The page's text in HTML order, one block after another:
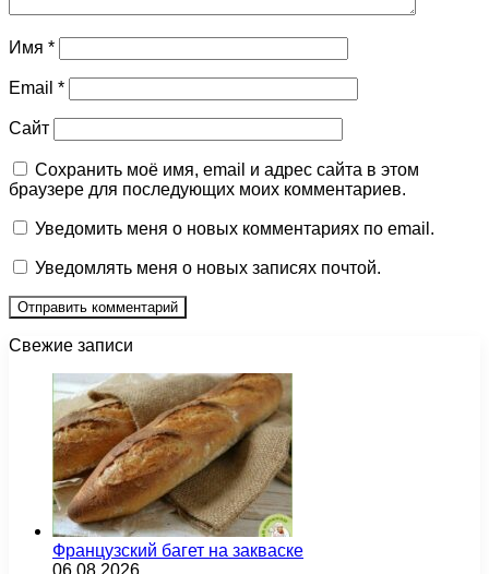
Имя *
Email *
Сайт
Сохранить моё имя, email и адрес сайта в этом
браузере для последующих моих комментариев.
Уведомить меня о новых комментариях по email.
Уведомлять меня о новых записях почтой.
Свежие записи
Французский багет на закваске